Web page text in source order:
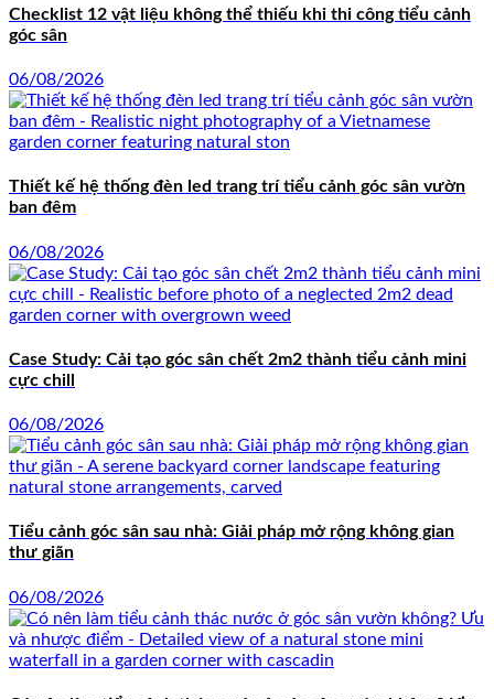
Checklist 12 vật liệu không thể thiếu khi thi công tiểu cảnh
góc sân
06/08/2026
Thiết kế hệ thống đèn led trang trí tiểu cảnh góc sân vườn
ban đêm
06/08/2026
Case Study: Cải tạo góc sân chết 2m2 thành tiểu cảnh mini
cực chill
06/08/2026
Tiểu cảnh góc sân sau nhà: Giải pháp mở rộng không gian
thư giãn
06/08/2026